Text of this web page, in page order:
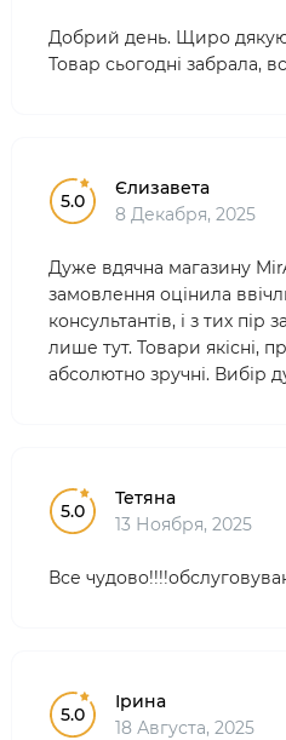
Добрий день. Щиро дякую
Товар сьогодні забрала,
5.0
Єлизавета
8 Декабря, 2025
Дуже вдячна магазину
замовлення оцінила
консультантів, і з тих
лише тут. Товари якісні,
абсолютно зручні. Вибір
5.0
Тетяна
13 Ноября, 2025
Все
5.0
Ірина
18 Августа, 2025